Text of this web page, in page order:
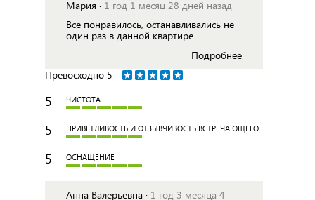
Мария · 1 год 1 месяц 28 дней назад
Все понравилось, останавливались не
один раз в данной квартире
Подробнее
Превосходно 5
5 ЧИСТОТА
5 ПРИВЕТЛИВОСТЬ И ОТЗЫВЧИВОСТЬ ВСТРЕЧАЮЩЕГО
5 ОСНАЩЕНИЕ
Анна Валерьевна · 1 год 3 месяца 4